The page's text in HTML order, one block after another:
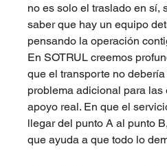
no es solo el traslado en sí,
saber que hay un equipo
pensando la operación
En SOTRUL creemos
que el transporte no
problema adicional para las
apoyo real. En que el
llegar del punto A al punto
que ayuda a que todo lo